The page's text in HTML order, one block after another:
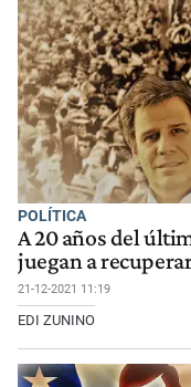
POLÍTICA
A 20 años del
juegan a
21-12-2021 11:19
EDI ZUNINO